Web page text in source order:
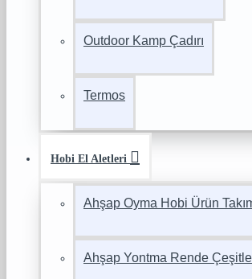
Outdoor Kamp Çadırı
Termos
Hobi El Aletleri
Ahşap Oyma Hobi Ürün
Ahşap Yontma Rende